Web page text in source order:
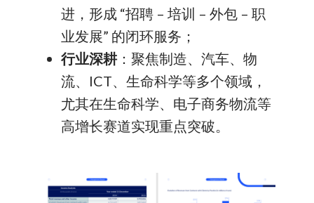
进，形成 “招聘 – 培训 – 外包 – 职
业发展” 的闭环服务；
行业深耕：聚焦制造、汽车、物
流、ICT、生命科学等多个领域，
尤其在生命科学、电子商务物流等
高增长赛道实现重点突破。